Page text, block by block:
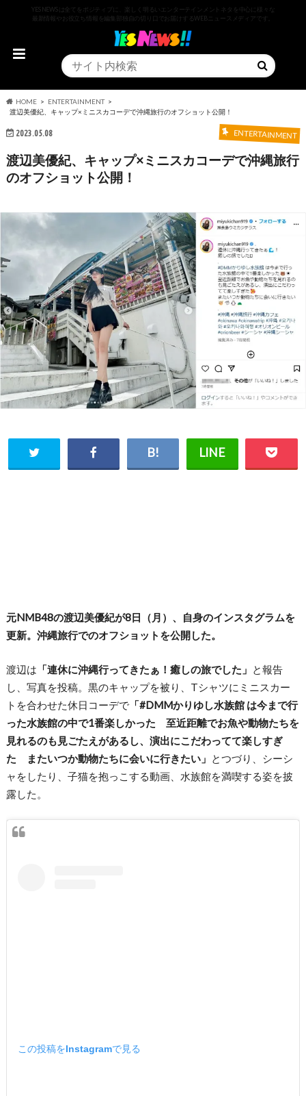
YESNEWSは全てをポジティブに、楽しく明るいエンターテインメントネタを中心に様々な
最新情報やお役立ち情報を編集部独自の切り口でお届けするWEBニュースメディアです。
HOME
ENTERTAINMENT
渡辺美優紀、キャップ×ミニスカコーデで沖縄旅行のオフショット公開！
2023.05.08 ENTERTAINMENT
渡辺美優紀、キャップ×ミニスカコーデで沖縄旅行
のオフショット公開！
元NMB48の渡辺美優紀が8日（月）、自身のインスタグラムを
更新。沖縄旅行でのオフショットを公開した。
渡辺は 「連休に沖縄行ってきたぁ！癒しの旅でした」 と報告
し、写真を投稿。黒のキャップを被り、Tシャツにミニスカー
トを合わせた休日コーデで「#DMMかりゆし水族館 は今まで行
った水族館の中で1番楽しかった 至近距離でお魚や動物たちを
見れるのも見ごたえがあるし、演出にこだわってて楽しすぎ
た またいつか動物たちに会いに行きたい」 とつづり、シーシ
ャをしたり、子猫を抱っこする動画、水族館を満喫する姿を披
露した。
この投稿をInstagramで見る